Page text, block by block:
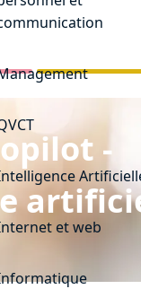
et web
-